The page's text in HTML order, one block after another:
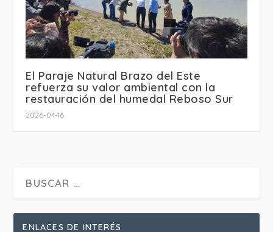
El Paraje Natural Brazo del Este
refuerza su valor ambiental con la
restauración del humedal Reboso Sur
2026-04-16
ENLACES DE INTERÉS